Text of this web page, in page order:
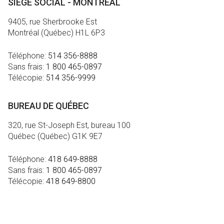
SIÈGE SOCIAL - MONTRÉAL
9405, rue Sherbrooke Est
Montréal (Québec) H1L 6P3
Téléphone: 514 356-8888
Sans frais: 1 800 465-0897
Télécopie: 514 356-9999
BUREAU DE QUÉBEC
320, rue St-Joseph Est, bureau 100
Québec (Québec) G1K 9E7
Téléphone: 418 649-8888
Sans frais: 1 800 465-0897
Télécopie: 418 649-8800